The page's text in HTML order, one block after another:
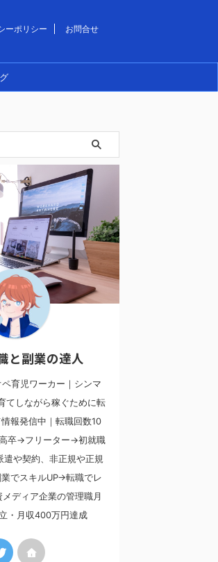
ーポリシー お問合せ
と副業の達人
育児ワーカー｜シンマ
てしながら稼ぐために転
報発信中｜転職回数10
卒→フリーター→初就職
や契約、非正規や正規
でスキルUP→転職でレ
ディア企業の管理職月
・月収400万円達成